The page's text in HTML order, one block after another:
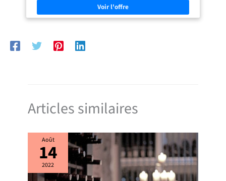
Articles similaires
Août
14
2022